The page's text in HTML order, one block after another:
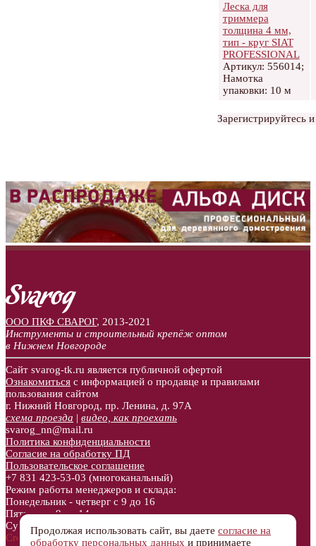
Леска для
триммера
толщина 4 мм,
тип - круг SIAT
PROFESSIONAL
Артикул: 556014;
Намотка
упаковки: 10 м
Зарегистрируйтесь
ООО ПКФ СВАРОГ, 2013-2021
Инструменты и строительный крепёж оптом
в Нижнем Новгороде
Сайт svarog-tk.ru является публичной офертой
Ознакомиться с информацией о продавце и правилами
пользования сайтом
г. Нижний Новгород, пр. Ленина, д. 97А
схема проезда | видео, как проехать
svarog_nn@mail.ru
Политика конфиденциальности
Согласие на обработку ПД
Пользовательское соглашение
+7 831 423-53-03 (многоканальный)
Режим работы менеджеров и склада:
Понедельник - четверг с 9 до 16
Пятница с 9 до 14
Суббота, воскресенье - выходные
Created by aljebro.com
Продолжая использовать сайт, вы даете согласие на
обработку персональных данных и принимаете